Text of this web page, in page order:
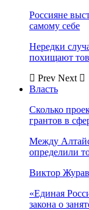
Россияне
самому себе
Нередки
похищают
Prev Next
Власть
Сколько
грантов в
Между
определили
Виктор
«Единая
закона о